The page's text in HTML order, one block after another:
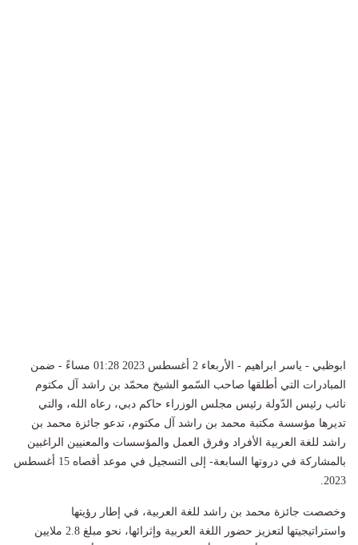
ابوظبي - ياسر ابراهيم - الأربعاء 2 أغسطس 2023 01:28 مساءً - ضمن
المبادرات التي أطلقها صاحب السّمو الشيخ محمّد بن راشد آل مكتوم
نائب رئيس الدّولة رئيس مجلس الوزراء حاكم دبي، رعاه الله، والتي
تديرها مؤسسة مكتبة محمد بن راشد آل مكتوم، تدعو جائزة محمد بن
راشد للغة العربية الأفراد وفرق العمل والمؤسسات والمعنيين الراغبين
بالمشاركة في دروتها السابعة- إلى التسجيل في موعد أقصاه 15 أغسطس
2023.
وخصصت جائزة محمد بن راشد للغة العربية، في إطار رؤيتها
واستراتيجيتها لتعزيز حضور اللغة العربية وإثرائها، نحو مبلغ 2.8 ملايين